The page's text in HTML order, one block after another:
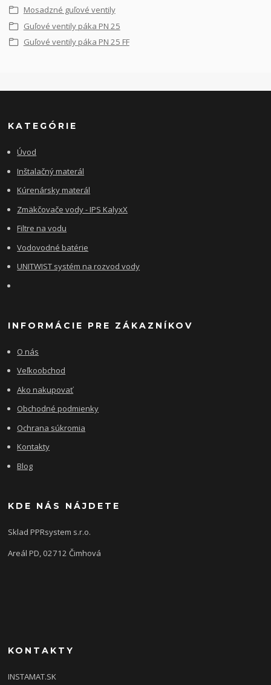
Mosadzné guľové ventily
Guľové ventily páka PN 25
Guľové ventily páka PN 25 FF
KATEGÓRIE
Úvod
Inštalačný materál
Kúrenársky materál
Zmäkčovače vody - IPS KalyxX
Filtre na vodu
Vodovodné batérie
UNITWIST systém na rozvod vody
INFORMÁCIE PRE ZÁKAZNÍKOV
O nás
Veľkoobchod
Ako nakupovať
Obchodné podmienky
Ochrana súkromia
Kontakty
Blog
KDE NÁS NÁJDETE
Sklad PPRsystem s.r.o.
Areál PD, 02712 Čimhová
KONTAKTY
INSTAMAT.SK